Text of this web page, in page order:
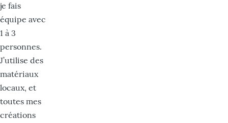
je fais
équipe avec
1 à 3
personnes.
J’utilise des
matériaux
locaux, et
toutes mes
créations